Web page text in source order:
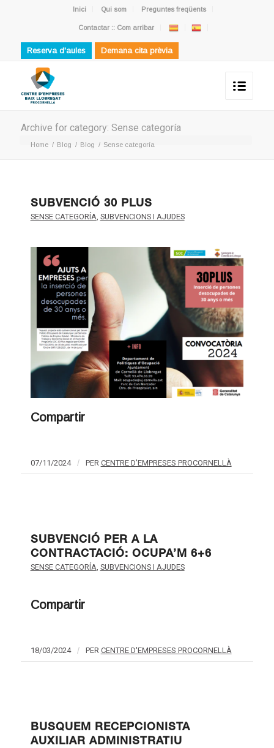
Inici Qui som Preguntes freqüents
Contactar :: Com arribar
Reserva d'aules Demana cita prèvia
Archive for category: Sense categoría
Home / Blog / Blog / Sense categoría
SUBVENCIÓ 30 PLUS
SENSE CATEGORÍA, SUBVENCIONS I AJUDES
Compartir
07/11/2024 / PER CENTRE D'EMPRESES PROCORNELLÀ
SUBVENCIÓ PER A LA
CONTRACTACIÓ: OCUPA’M 6+6
SENSE CATEGORÍA SUBVENCIONS I AJUDES
Compartir
18/03/2024 / PER CENTRE D'EMPRESES PROCORNELLÀ
BUSQUEM RECEPCIONISTA
AUXILIAR ADMINISTRATIU